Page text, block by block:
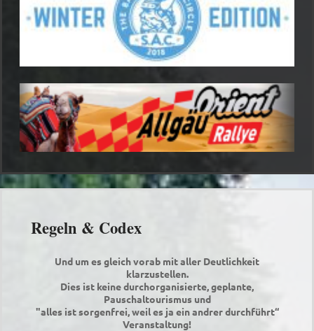
Regeln & Codex
Und um es gleich vorab mit aller Deutlichkeit
klarzustellen.
Dies ist keine durchorganisierte, geplante,
Pauschaltourismus und
"alles ist sorgenfrei, weil es ja ein andrer durchführt“
Veranstaltung!